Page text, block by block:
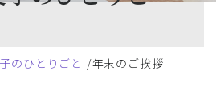
のひとりごと 年末のご挨拶